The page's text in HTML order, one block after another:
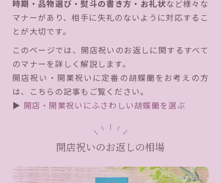
時期・品物選び・熨斗の書き方・お礼状など様々な
マナーがあり、相手に失礼のないように対応するこ
とが大切です。
このページでは、開店祝いのお返しに関するすべて
のマナーを詳しく解説します。
開店祝い・開業祝いに定番の胡蝶蘭をお考えの方
は、こちらの記事もご覧ください。
▶ 開店・開業祝いにふさわしい胡蝶蘭を選ぶ
開店祝いのお返しの相場